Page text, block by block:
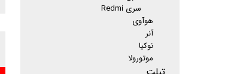
سری Redmi
هوآوی
آنر
نوکیا
موتورولا